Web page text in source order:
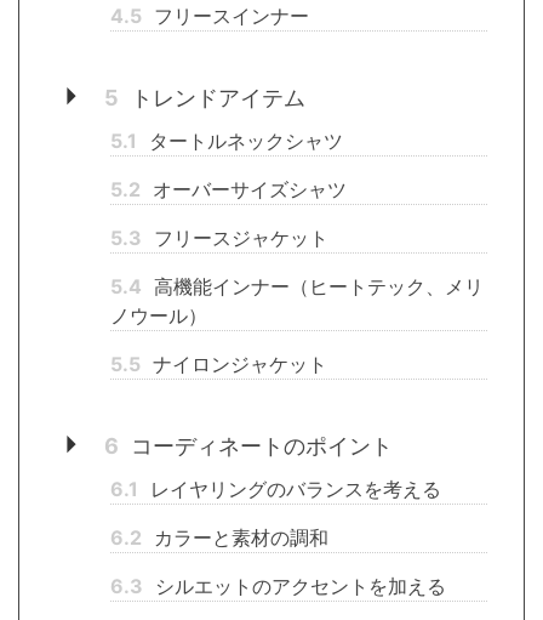
4.5 フリースインナー
5 トレンドアイテム
5.1
タートルネックシャツ
5.2 オーバーサイズシャツ
5.3 フリースジャケット
5.4 高機能インナー（ヒートテック、メリ
ノウール）
5.5 ナイロンジャケット
6 コーディネートのポイント
6.1
レイヤリングのバランスを考える
6.2
カラーと素材の調和
6.3
シルエットのアクセントを加える